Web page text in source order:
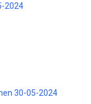
2024
30-05-2024